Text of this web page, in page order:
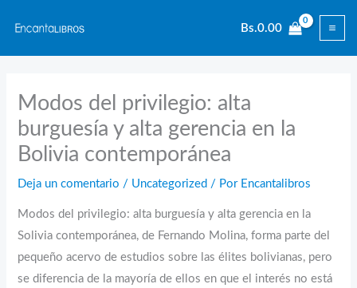
contenido
Bs.0.00
Modos del privilegio: alta
burguesía y alta gerencia en la
Bolivia contemporánea
Deja un comentario / Uncategorized / Por Encantalibros
Modos del privilegio: alta burguesía y alta gerencia en la
Solivia contemporánea, de Fernando Molina, forma parte del
pequeño acervo de estudios sobre las élites bolivianas, pero
se diferencia de la mayoría de ellos en que el interés no está